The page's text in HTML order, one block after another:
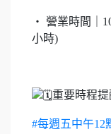
・ 營業時間｜
小時)
重要時程提
#每週五中午12